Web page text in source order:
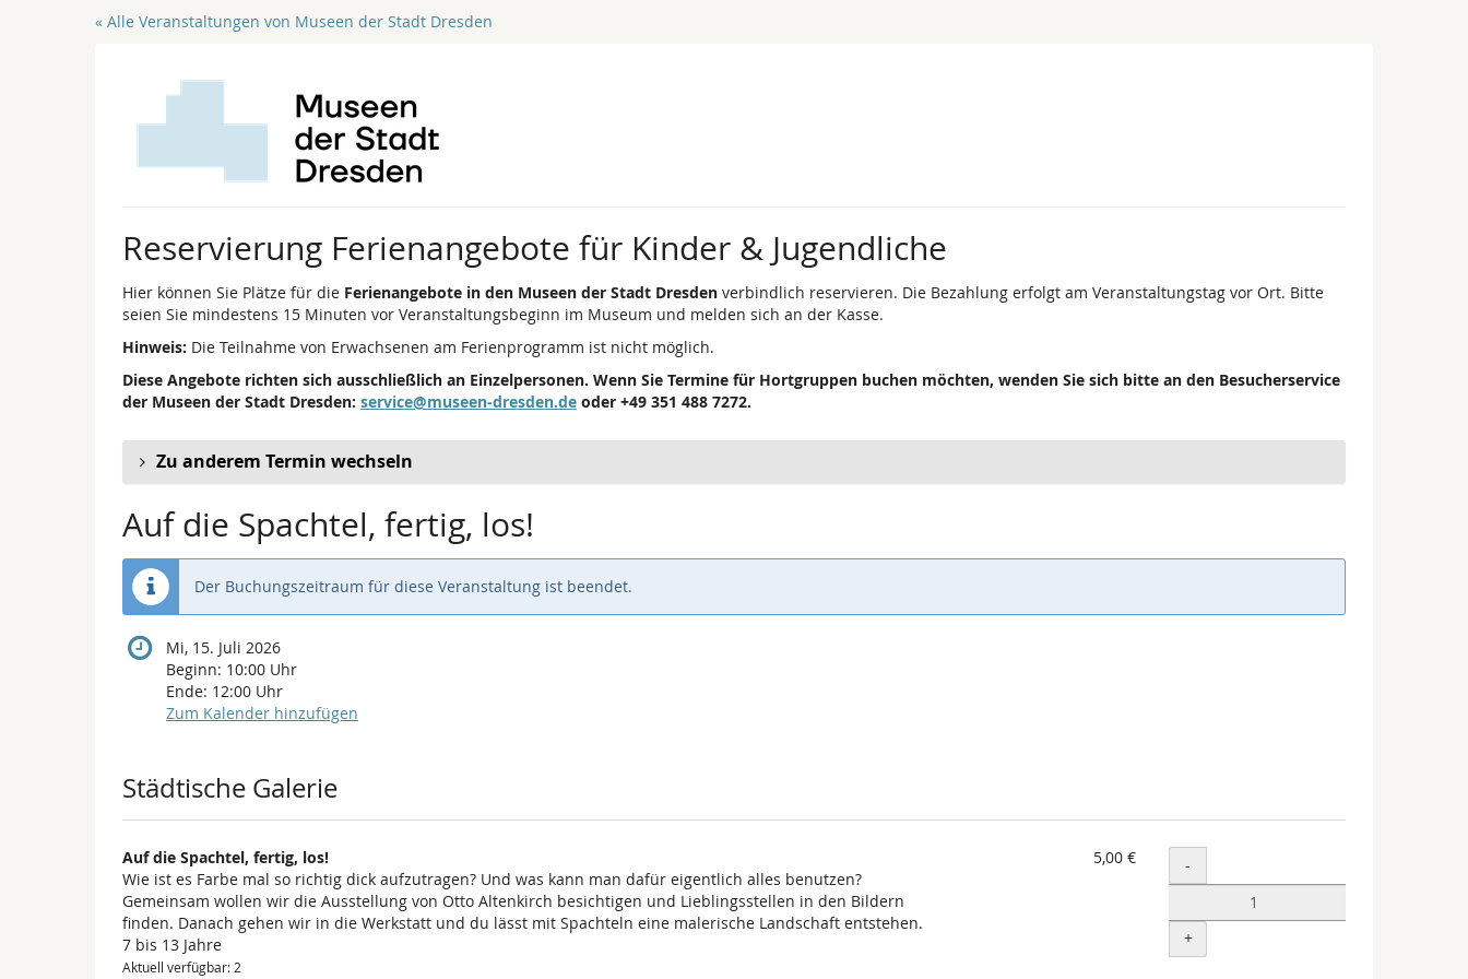
« Alle Veranstaltungen von Museen der Stadt Dresden
Reservierung Ferienangebote für Kinder & Jugendliche
Hier können Sie Plätze für die Ferienangebote in den Museen der Stadt Dresden verbindlich reservieren. Die Bezahlung erfolgt am Veranstaltungstag vor Ort. Bitte
seien Sie mindestens 15 Minuten vor Veranstaltungsbeginn im Museum und melden sich an der Kasse.
Hinweis: Die Teilnahme von Erwachsenen am Ferienprogramm ist nicht möglich.
Diese Angebote richten sich ausschließlich an Einzelpersonen. Wenn Sie Termine für Hortgruppen buchen möchten, wenden Sie sich bitte an den Besucherservice
der Museen der Stadt Dresden: service@museen-dresden.de oder +49 351 488 7272.
Zu anderem Termin wechseln
Auf die Spachtel, fertig, los!
Der Buchungszeitraum für diese Veranstaltung ist beendet.
Mi, 15. Juli 2026
Beginn: 10:00 Uhr
Ende: 12:00 Uhr
Zum Kalender hinzufügen
Produkte
Städtische Galerie
Auf die Spachtel, fertig, los!
Wie ist es Farbe mal so richtig dick aufzutragen? Und was kann man dafür eigentlich alles benutzen?
Gemeinsam wollen wir die Ausstellung von Otto Altenkirch besichtigen und Lieblingsstellen in den Bildern
finden. Danach gehen wir in die Werkstatt und du lässt mit Spachteln eine malerische Landschaft entstehen.
7 bis 13 Jahre
Aktuell verfügbar: 2
5,00 € Menge
-
+